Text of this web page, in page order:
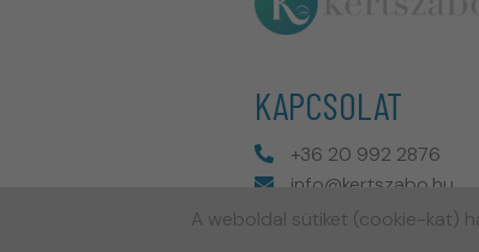
KAPCSOLAT
+36 20 992 2876
info@kertszabo.hu
A weboldal sütiket (cookie-kat)